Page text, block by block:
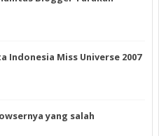
Indonesia Miss Universe 2007
yang salah